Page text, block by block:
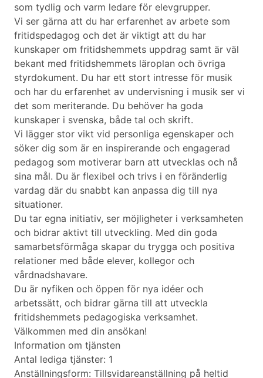
som tydlig och varm ledare för elevgrupper.
Vi ser gärna att du har erfarenhet av arbete som
fritidspedagog och det är viktigt att du har
kunskaper om fritidshemmets uppdrag samt är väl
bekant med fritidshemmets läroplan och övriga
styrdokument. Du har ett stort intresse för musik
och har du erfarenhet av undervisning i musik ser vi
det som meriterande. Du behöver ha goda
kunskaper i svenska, både tal och skrift.
Vi lägger stor vikt vid personliga egenskaper och
söker dig som är en inspirerande och engagerad
pedagog som motiverar barn att utvecklas och nå
sina mål. Du är flexibel och trivs i en föränderlig
vardag där du snabbt kan anpassa dig till nya
situationer.
Du tar egna initiativ, ser möjligheter i verksamheten
och bidrar aktivt till utveckling. Med din goda
samarbetsförmåga skapar du trygga och positiva
relationer med både elever, kollegor och
vårdnadshavare.
Du är nyfiken och öppen för nya idéer och
arbetssätt, och bidrar gärna till att utveckla
fritidshemmets pedagogiska verksamhet.
Välkommen med din ansökan!
Information om tjänsten
Antal lediga tjänster: 1
Anställningsform: Tillsvidareanställning på heltid